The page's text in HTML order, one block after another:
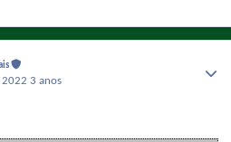
2022 3 anos